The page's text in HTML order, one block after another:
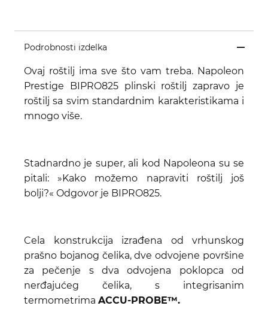
Podrobnosti izdelka
Ovaj roštilj ima sve što vam treba. Napoleon
Prestige BIPRO825 plinski roštilj zapravo je
roštilj sa svim standardnim karakteristikama i
mnogo više.
Stadnardno je super, ali kod Napoleona su se
pitali: »Kako možemo napraviti roštilj još
bolji?« Odgovor je BIPRO825.
Cela konstrukcija izrađena od vrhunskog
prašno bojanog čelika, dve odvojene površine
za pečenje s dva odvojena poklopca od
nerđajućeg čelika, s integrisanim
termometrima ACCU-PROBE™.